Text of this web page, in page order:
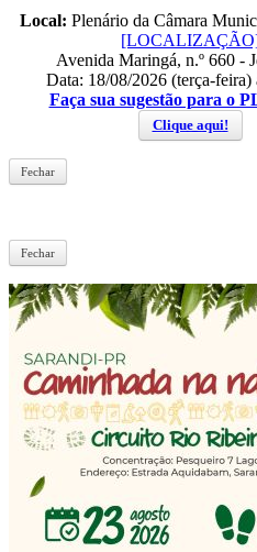
Local: Plenário da Câmara
Avenida Maringá, n.º 660 -
Data: 18/08/2026 (terça-feira)
Faça sua sugestão para o
Clique aqui!
Fechar
Fechar